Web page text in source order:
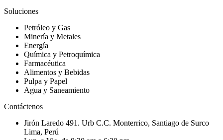
Soluciones
Petróleo y Gas
Minería y Metales
Energía
Química y Petroquímica
Farmacéutica
Alimentos y Bebidas
Pulpa y Papel
Agua y Saneamiento
Contáctenos
Jirón Laredo 491. Urb C.C. Monterrico, Santiago de Surco
Lima, Perú